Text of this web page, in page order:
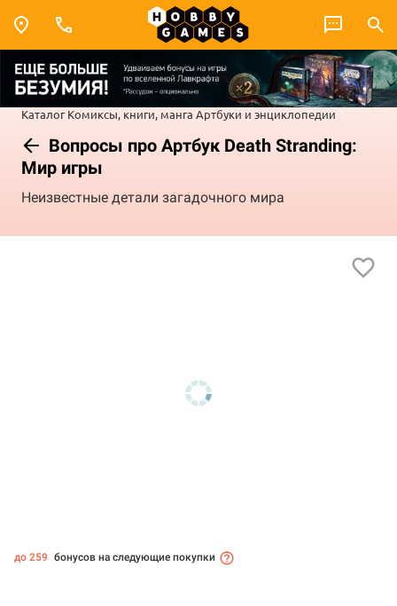
Каталог Комиксы, книги, манга Артбуки и энциклопедии
Вопросы про Артбук Death Stranding:
Мир игры
Неизвестные детали загадочного мира
до 259 бонусов на следующие покупки